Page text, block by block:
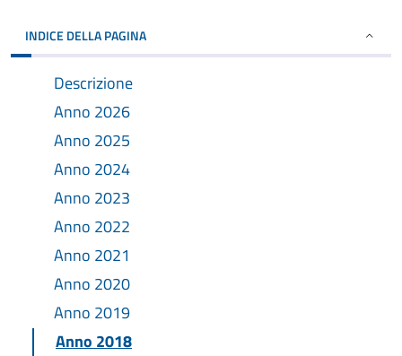
INDICE DELLA PAGINA
Descrizione
Anno 2026
Anno 2025
Anno 2024
Anno 2023
Anno 2022
Anno 2021
Anno 2020
Anno 2019
Anno 2018